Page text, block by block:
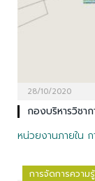
28/10/2020
กองบริหารวิชา
หน่วยงานภายใน
การจัดการความรู้